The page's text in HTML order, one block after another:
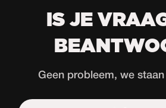
IS JE
Geen probleem, we staan